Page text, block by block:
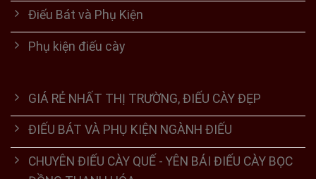
Điếu Bát và Phụ Kiện
Phụ kiện điếu cày
GIÁ RẺ NHẤT THỊ TRƯỜNG, ĐIẾU CÀY ĐẸP
ĐIẾU BÁT VÀ PHỤ KIỆN NGÀNH ĐIẾU
CHUYÊN ĐIẾU CÀY QUẾ - YÊN BÁI ĐIẾU CÀY BỌC